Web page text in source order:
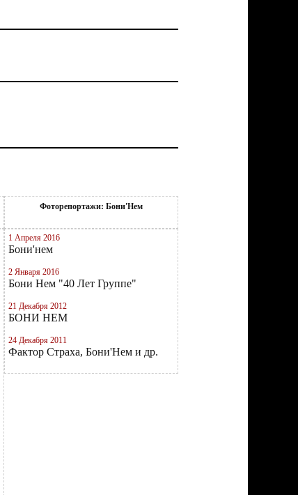
Фоторепортажи: Бони'Нем
1 Апреля 2016
Бони'нем
2 Января 2016
Бони Нем "40 Лет Группе"
21 Декабря 2012
БОНИ НЕМ
24 Декабря 2011
Фактор Страха, Бони'Нем и др.